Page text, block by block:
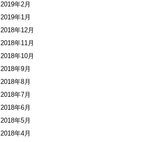
2019年2月
2019年1月
2018年12月
2018年11月
2018年10月
2018年9月
2018年8月
2018年7月
2018年6月
2018年5月
2018年4月